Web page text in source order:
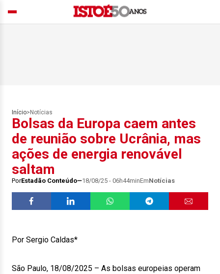
Início> Notícias
Bolsas da Europa caem antes
de reunião sobre Ucrânia, mas
ações de energia renovável
saltam
PorEstadão Conteúdo 18/08/25 - 06h44minEmNotícias
Por Sergio Caldas*
São Paulo, 18/08/2025 – As bolsas europeias operam